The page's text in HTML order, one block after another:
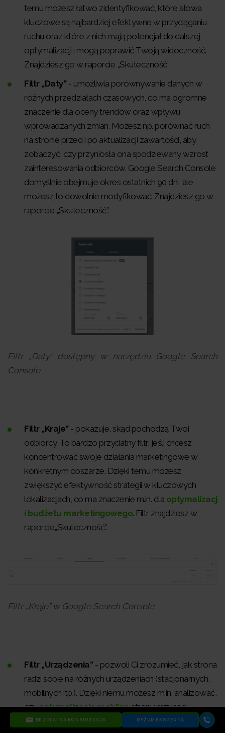
temu możesz łatwo zidentyfikować, które słowa
kluczowe są najbardziej efektywne w przyciąganiu
ruchu oraz które z nich mają potencjał do dalszej
optymalizacji i mogą poprawić Twoją widoczność.
Znajdziesz go w raporcie „Skuteczność”.
Filtr „Daty” - umożliwia porównywanie danych w
różnych przedziałach czasowych, co ma ogromne
znaczenie dla oceny trendów oraz wpływu
wprowadzanych zmian. Możesz np. porównać ruch
na stronie przed i po aktualizacji zawartości, aby
zobaczyć, czy przyniosła ona spodziewany wzrost
zainteresowania odbiorców. Google Search Console
domyślnie obejmuje okres ostatnich 90 dni, ale
możesz to dowolnie modyfikować. Znajdziesz go w
raporcie „Skuteczność”.
Filtr „Daty” dostępny w narzędziu Google Search
Console
Filtr „Kraje” - pokazuje, skąd pochodzą Twoi
odbiorcy. To bardzo przydatny filtr, jeśli chcesz
koncentrować swoje działania marketingowe w
konkretnym obszarze. Dzięki temu możesz
zwiększyć efektywność strategii w kluczowych
lokalizacjach, co ma znaczenie m.in. dla optymalizacj
i budżetu marketingowego. Filtr znajdziesz w
raporcie„Skuteczność”.
Filtr „Kraje” w Google Search Console
Filtr „Urządzenia” - pozwoli Ci zrozumieć, jak strona
radzi sobie na różnych urządzeniach (stacjonarnych,
mobilnych itp.). Dzięki niemu możesz m.in. analizować,
czyoptymalizacja mobilnastrony przynosi
oczekiwane efekty w postaci zwiększonego ruchu z
BEZPŁATNA KONSULTACJA DYŻUR EKSPERTA